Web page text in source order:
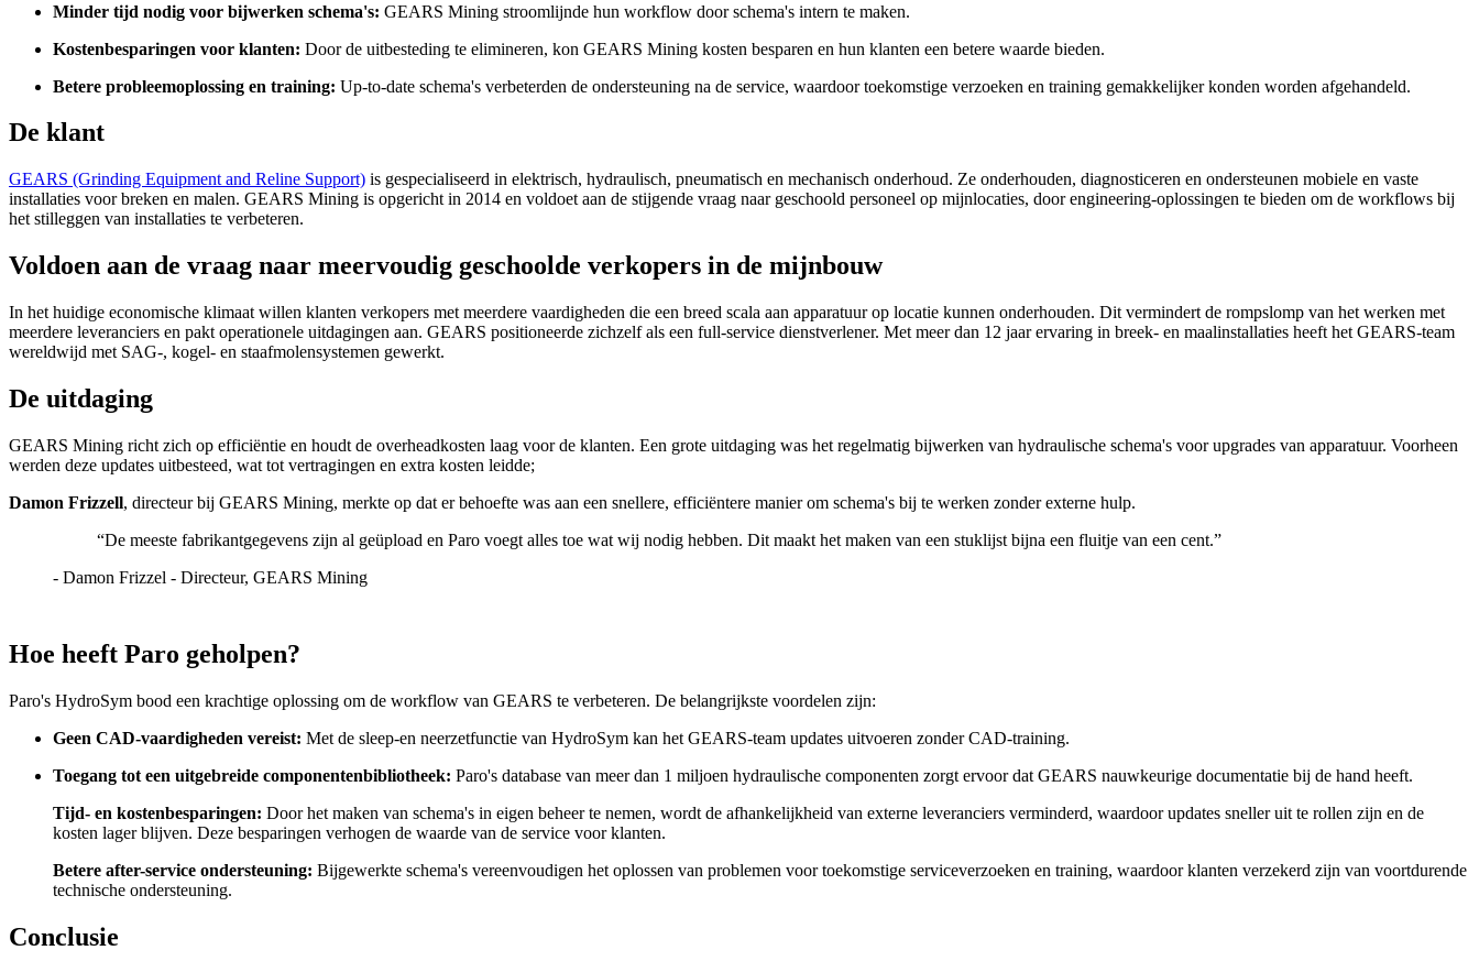
Minder tijd nodig voor bijwerken schema's: GEARS Mining stroomlijnde hun workflow door schema's intern te maken.
Kostenbesparingen voor klanten: Door de uitbesteding te elimineren, kon GEARS Mining kosten besparen en hun klanten een betere waarde bieden.
Betere probleemoplossing en training: Up-to-date schema's verbeterden de ondersteuning na de service, waardoor toekomstige verzoeken en training gemakkelijker konden worden afgehandeld.
De klant
GEARS (Grinding Equipment and Reline Support) is gespecialiseerd in elektrisch, hydraulisch, pneumatisch en mechanisch onderhoud. Ze onderhouden, diagnosticeren en ondersteunen mobiele en vaste
installaties voor breken en malen. GEARS Mining is opgericht in 2014 en voldoet aan de stijgende vraag naar geschoold personeel op mijnlocaties, door engineering-oplossingen te bieden om de workflows bij
het stilleggen van installaties te verbeteren.
Voldoen aan de vraag naar meervoudig geschoolde verkopers in de mijnbouw
In het huidige economische klimaat willen klanten verkopers met meerdere vaardigheden die een breed scala aan apparatuur op locatie kunnen onderhouden. Dit vermindert de rompslomp van het werken met
meerdere leveranciers en pakt operationele uitdagingen aan. GEARS positioneerde zichzelf als een full-service dienstverlener. Met meer dan 12 jaar ervaring in breek- en maalinstallaties heeft het GEARS-team
wereldwijd met SAG-, kogel- en staafmolensystemen gewerkt.
De uitdaging
GEARS Mining richt zich op efficiëntie en houdt de overheadkosten laag voor de klanten. Een grote uitdaging was het regelmatig bijwerken van hydraulische schema's voor upgrades van apparatuur. Voorheen
werden deze updates uitbesteed, wat tot vertragingen en extra kosten leidde;
Damon Frizzell, directeur bij GEARS Mining, merkte op dat er behoefte was aan een snellere, efficiëntere manier om schema's bij te werken zonder externe hulp.
“De meeste fabrikantgegevens zijn al geüpload en Paro voegt alles toe wat wij nodig hebben. Dit maakt het maken van een stuklijst bijna een fluitje van een cent.”
- Damon Frizzel - Directeur, GEARS Mining
Hoe heeft Paro geholpen?
Paro's HydroSym bood een krachtige oplossing om de workflow van GEARS te verbeteren. De belangrijkste voordelen zijn:
Geen CAD-vaardigheden vereist: Met de sleep-en neerzetfunctie van HydroSym kan het GEARS-team updates uitvoeren zonder CAD-training.
Toegang tot een uitgebreide componentenbibliotheek: Paro's database van meer dan 1 miljoen hydraulische componenten zorgt ervoor dat GEARS nauwkeurige documentatie bij de hand heeft.
Tijd- en kostenbesparingen: Door het maken van schema's in eigen beheer te nemen, wordt de afhankelijkheid van externe leveranciers verminderd, waardoor updates sneller uit te rollen zijn en de
kosten lager blijven. Deze besparingen verhogen de waarde van de service voor klanten.
Betere after-service ondersteuning: Bijgewerkte schema's vereenvoudigen het oplossen van problemen voor toekomstige serviceverzoeken en training, waardoor klanten verzekerd zijn van voortdurende
technische ondersteuning.
Conclusie